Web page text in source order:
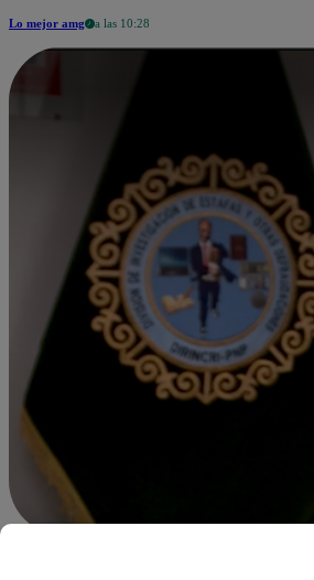
Lo mejor amg a las 10:28